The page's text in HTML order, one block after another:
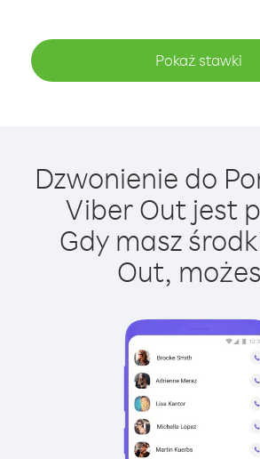
Pokaż stawki
Dzwonienie do
Viber Out jest
Gdy masz
Out,